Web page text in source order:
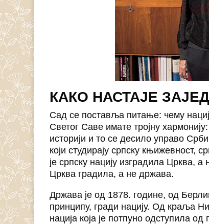
КАКО НАСТАЈЕ
Сад се поставља питање: чему
Светог Саве имате тројну
историји и то се десило управо
који студирају српску књижевност,
је српску нацију изградила Црква, а
Црква градила, а не држава.
Држава је од 1878. године, од
принципу, гради нацију. Од краља
нација која је потпуно одступила